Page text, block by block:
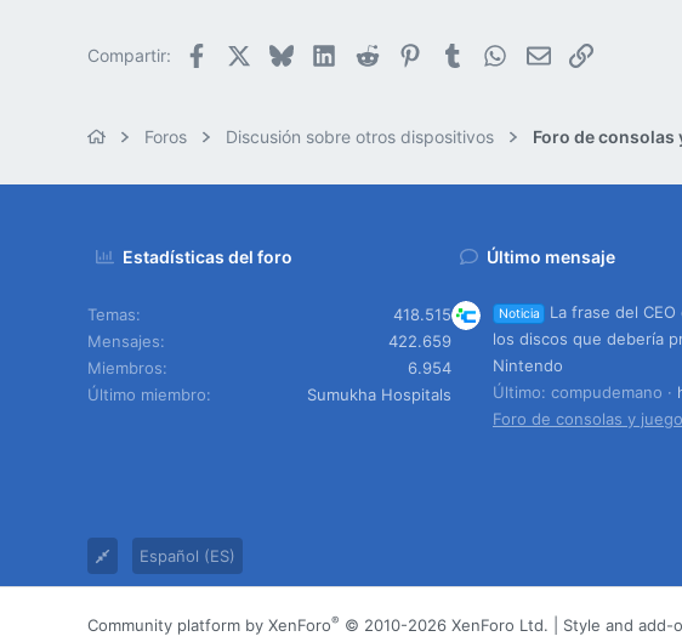
Compartir: Facebook BlueskyLinkedIn
Reddit PinterestTumblr WhatsApp
EmailEnlace
Foros Discusión sobre otros dispositivos Foro de consolas
Estadísticas del foro
Temas
418.515
Mensajes
422.659
Miembros
6.954
Último miembro
Sumukha Hospitals
Último mensaje
Noticia
La frase del
los discos que debería
Nintendo
Último: compudemano
Foro de consolas y
Español (ES)
Community platform by XenForo® © 2010-2026 XenForo Ltd. Style and add-